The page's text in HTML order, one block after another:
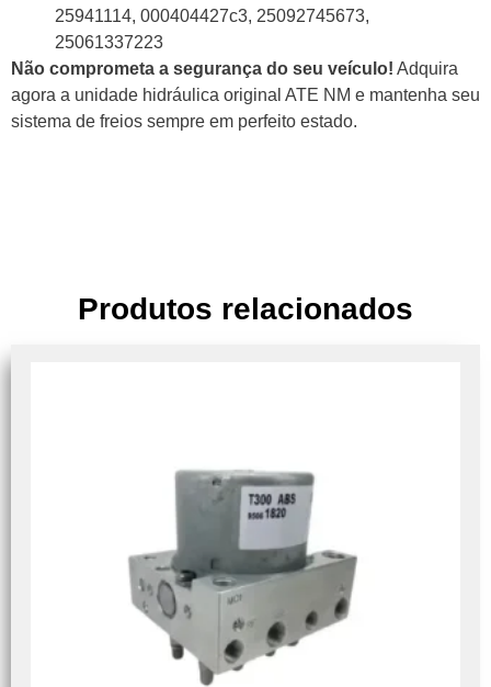
25941114, 000404427c3, 25092745673,
25061337223
Não comprometa a segurança do seu veículo! Adquira
agora a unidade hidráulica original ATE NM e mantenha seu
sistema de freios sempre em perfeito estado.
Produtos relacionados